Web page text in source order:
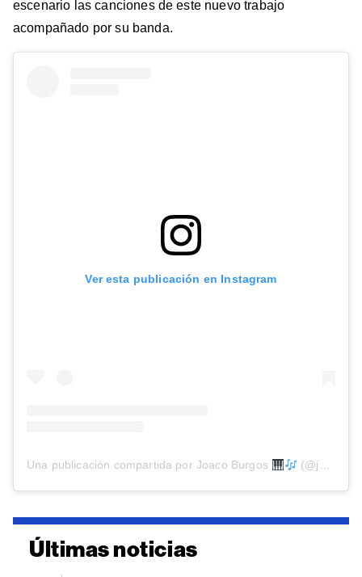
escenario las canciones de este nuevo trabajo
acompañado por su banda.
Ver esta publicación en Instagram
Una publicación compartida por Joaco Burgos (@joacoburgos.ok)
Últimas noticias